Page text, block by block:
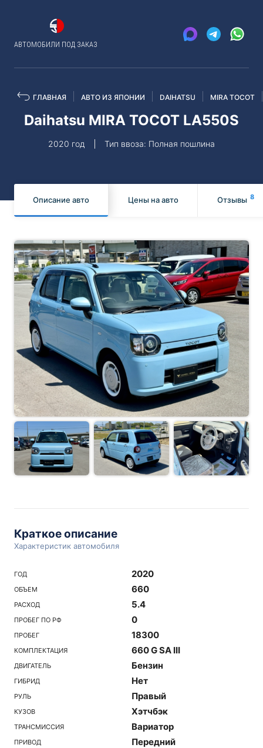
АВТОМОБИЛИ ПОД ЗАКАЗ
ГЛАВНАЯ АВТО ИЗ ЯПОНИИ DAIHATSU MIRA TOCOT
Daihatsu MIRA TOCOT LA550S
2020 год Тип ввоза: Полная пошлина
Описание авто Цены на авто Отзывы 8
Краткое описание
Характеристик автомобиля
ГОД 2020
ОБЪЕМ 660
РАСХОД 5.4
ПРОБЕГ ПО РФ 0
ПРОБЕГ 18300
КОМПЛЕКТАЦИЯ 660 G SA III
ДВИГАТЕЛЬ Бензин
ГИБРИД Нет
РУЛЬ Правый
КУЗОВ Хэтчбэк
ТРАНСМИССИЯ Вариатор
ПРИВОД Передний